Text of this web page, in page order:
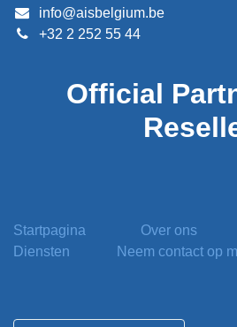
info@aisbelgium.be
+32 2 252 55 44
Official
Startpagina Over ons
Diensten
Neem contact op